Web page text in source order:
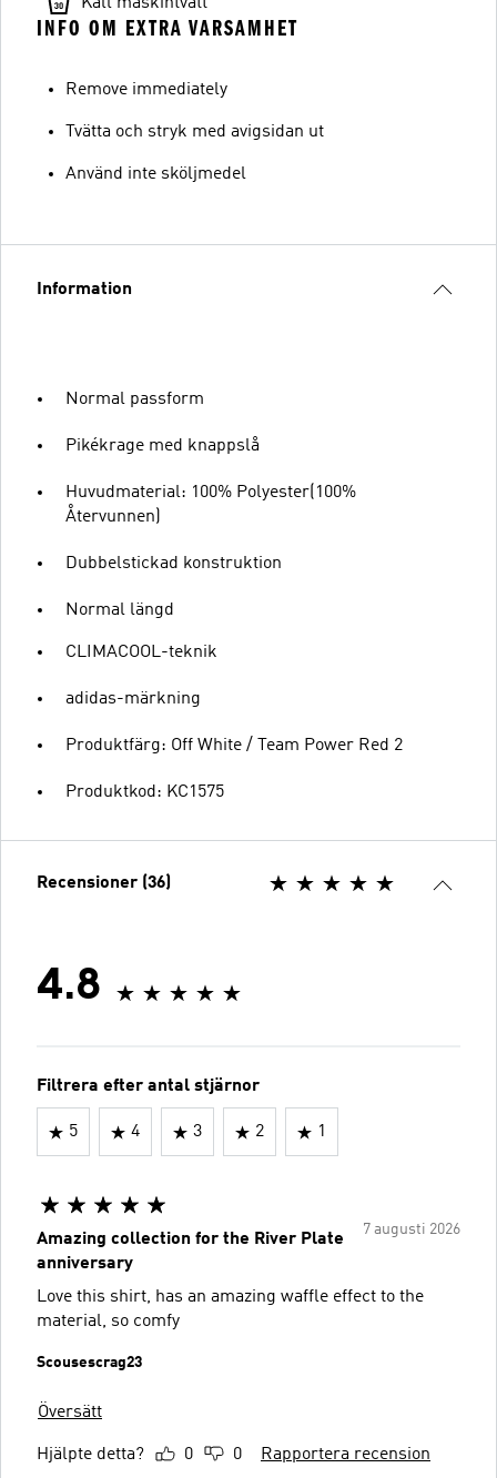
INFO OM EXTRA VARSAMHET
Remove immediately
Tvätta och stryk med avigsidan ut
Använd inte sköljmedel
Information
Normal passform
Pikékrage med knappslå
Huvudmaterial: 100% Polyester(100%
Återvunnen)
Dubbelstickad konstruktion
Normal längd
CLIMACOOL-teknik
adidas-märkning
Produktfärg: Off White / Team Power Red 2
Produktkod: KC1575
Recensioner (36)
4.8
Filtrera efter antal stjärnor
5 4 3 2 1
7 augusti 2026
Amazing collection for the River Plate
anniversary
Love this shirt, has an amazing waffle effect to the
material, so comfy
Scousescrag23
Översätt
Hjälpte detta? 0 0 Rapportera recension